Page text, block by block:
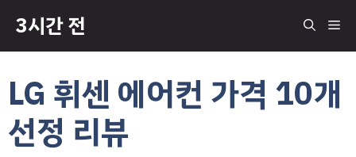
츠
건
너
뛰
3시간 전 메
LG 휘센 에어컨 가격 10개
선정 리뷰